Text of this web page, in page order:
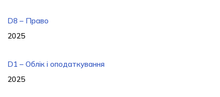
D8 – Право
2025
D1 – Облік і оподаткування
2025